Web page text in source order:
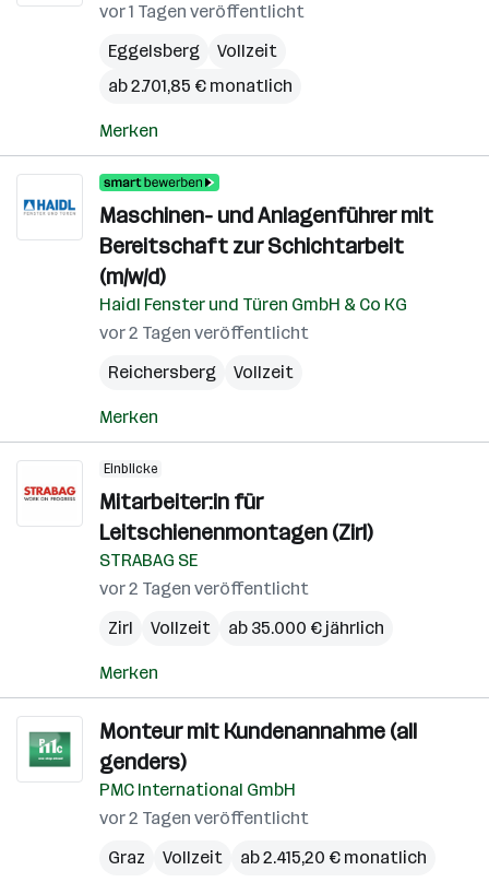
vor 1 Tagen veröffentlicht
Eggelsberg
Vollzeit
ab 2.701,85 € monatlich
Merken
Maschinen- und Anlagenführer mit
Bereitschaft zur Schichtarbeit
(m/w/d)
Haidl Fenster und Türen GmbH & Co KG
vor 2 Tagen veröffentlicht
Reichersberg
Vollzeit
Merken
Einblicke
Mitarbeiter:in für
Leitschienenmontagen (Zirl)
STRABAG SE
vor 2 Tagen veröffentlicht
Zirl
Vollzeit ab 35.000 € jährlich
Merken
Monteur mit Kundenannahme (all
genders)
PMC International GmbH
vor 2 Tagen veröffentlicht
Graz
Vollzeit ab 2.415,20 € monatlich